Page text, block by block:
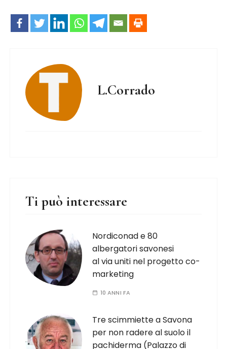
L.Corrado
Ti può interessare
Nordiconad e 80
albergatori savonesi
al via uniti nel progetto co-
marketing
10 ANNI FA
Tre scimmiette a Savona
per non radere al suolo il
pachiderma (Palazzo di